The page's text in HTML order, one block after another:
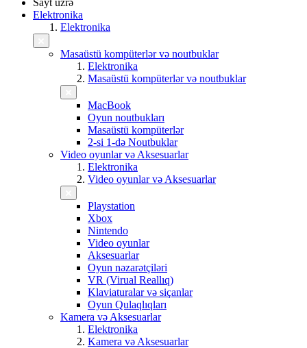
Sayt üzrə
Elektronika
Elektronika
Masaüstü kompüterlər və noutbuklar
Elektronika
Masaüstü kompüterlər və noutbuklar
MacBook
Oyun noutbukları
Masaüstü kompüterlər
2-si 1-də Noutbuklar
Video oyunlar və Aksesuarlar
Elektronika
Video oyunlar və Aksesuarlar
Playstation
Xbox
Nintendo
Video oyunlar
Aksesuarlar
Oyun nəzarətçiləri
VR (Virual Reallıq)
Klaviaturalar və siçanlar
Oyun Qulaqlıqları
Kamera və Aksesuarlar
Elektronika
Kamera və Aksesuarlar